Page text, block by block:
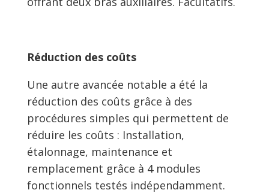
Réduction des coûts
Une autre avancée notable a été la
réduction des coûts grâce à des
procédures simples qui permettent de
réduire les coûts : Installation,
étalonnage, maintenance et
remplacement grâce à 4 modules
fonctionnels testés indépendamment.